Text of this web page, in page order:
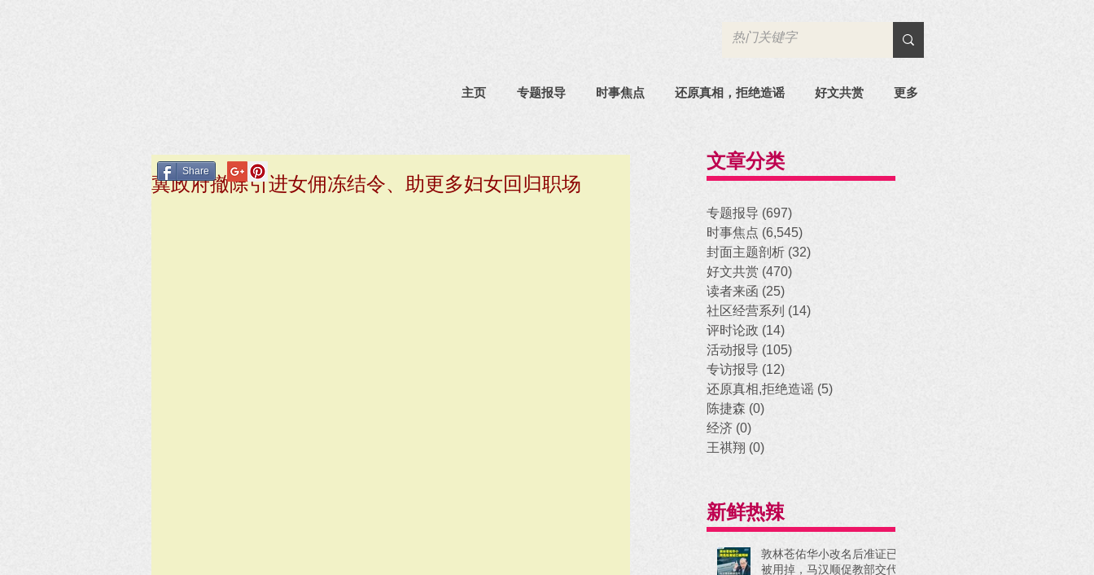
主页 专题报导 时事焦点 还原真相，拒绝造谣 好文共赏 更多
冀政府撤除引进女佣冻结令、助更多妇女回归职场
Share 文章分类
专题报导 (697)
时事焦点 (6,545)
封面主题剖析 (32)
好文共赏 (470)
读者来函 (25)
社区经营系列 (14)
评时论政 (14)
活动报导 (105)
专访报导 (12)
还原真相,拒绝造谣 (5)
陈捷森 (0)
经济 (0)
王祺翔 (0)
新鲜热辣
敦林苍佑华小改名后准证已
被用掉，马汉顺促教部交代